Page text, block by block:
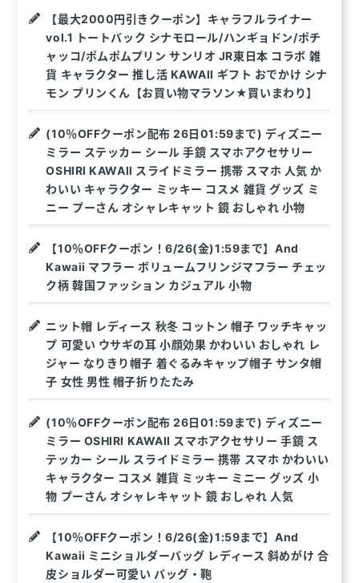
【最大2000円引きクーポン】キャラフルライナー
vol.1 トートバック シナモロール/ハンギョドン/ポチ
ャッコ/ポムポムプリン サンリオ JR東日本 コラボ 雑
貨 キャラクター 推し活 KAWAII ギフト おでかけ シナ
モン プリンくん【お買い物マラソン★買いまわり】
(10％OFFクーポン配布 26日01:59まで) ディズニー
ミラー ステッカー シール 手鏡 スマホアクセサリー
OSHIRI KAWAII スライドミラー 携帯 スマホ 人気 か
わいい キャラクター ミッキー コスメ 雑貨 グッズ ミ
ニー プーさん オシャレキャット 鏡 おしゃれ 小物
【10％OFFクーポン！6/26(金)1:59まで】And
Kawaii マフラー ボリュームフリンジマフラー チェッ
ク柄 韓国ファッション カジュアル 小物
ニット帽 レディース 秋冬 コットン 帽子 ワッチキャッ
プ 可愛い ウサギの耳 小顔効果 かわいい おしゃれ レ
ジャー なりきり帽子 着ぐるみキャップ帽子 サンタ帽
子 女性 男性 帽子折りたたみ
(10％OFFクーポン配布 26日01:59まで) ディズニー
ミラー OSHIRI KAWAII スマホアクセサリー 手鏡 ス
テッカー シール スライドミラー 携帯 スマホ かわいい
キャラクター コスメ 雑貨 ミッキー ミニー グッズ 小
物 プーさん オシャレキャット 鏡 おしゃれ 人気
【10％OFFクーポン！6/26(金)1:59まで】And
Kawaii ミニショルダーバッグ レディース 斜めがけ 合
皮ショルダー可愛い バッグ・鞄